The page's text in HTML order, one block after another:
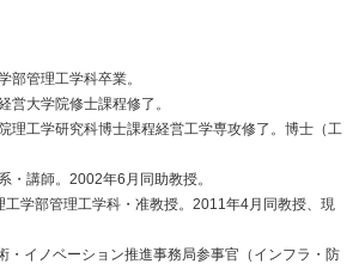
部管理工学科卒業。
営大学院修士課程修了。
理工学研究科博士課程経営工学専攻修了。博士（工
・講師。2002年6月同助教授。
学部管理工学科・准教授。2011年4月同教授、現
・イノベーション推進事務局参事官（インフラ・防